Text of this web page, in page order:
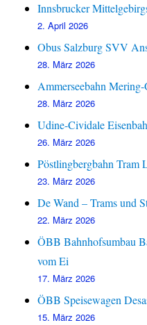
Innsbrucker
2. April 2026
Obus Salzburg SVV
28. März 2026
Ammerseebahn
28. März 2026
Udine-Cividale
26. März 2026
Pöstlingbergbahn Tram
23. März 2026
De Wand – Trams und
22. März 2026
ÖBB Bahnhofsumbau
vom Ei
17. März 2026
ÖBB Speisewagen
15. März 2026